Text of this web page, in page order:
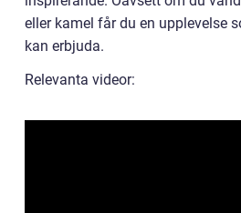
eller kamel får du en upplevelse
kan erbjuda.
Relevanta videor: